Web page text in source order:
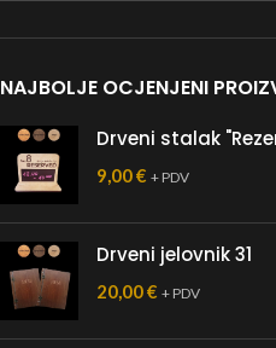
NAJBOLJE OCJENJENI
Drveni stalak
9,00€ + PDV
Drveni jelovnik 31
20,00€ + PDV